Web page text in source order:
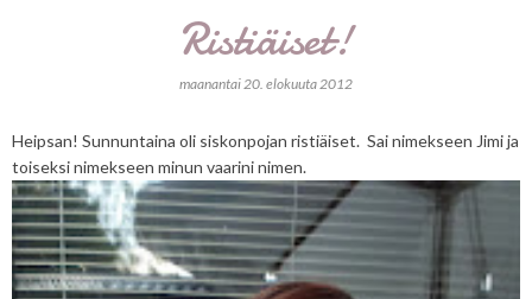
Ristiäiset!
maanantai 20. elokuuta 2012
Heipsan! Sunnuntaina oli siskonpojan ristiäiset. Sai nimekseen Jimi ja
toiseksi nimekseen minun vaarini nimen.